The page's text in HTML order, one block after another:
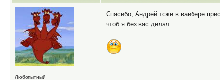
Любопытный
Спасибо, Андрей тоже в вaибере
чтоб я без вас делал..